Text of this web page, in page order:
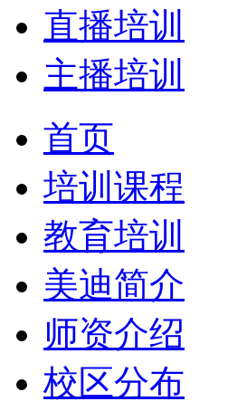
直播培训
主播培训
首页
培训课程
教育培训
美迪简介
师资介绍
校区分布